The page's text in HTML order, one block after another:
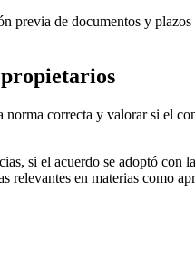
de documentos y
norma correcta y valorar si el
si el acuerdo se adoptó con
relevantes en materias como